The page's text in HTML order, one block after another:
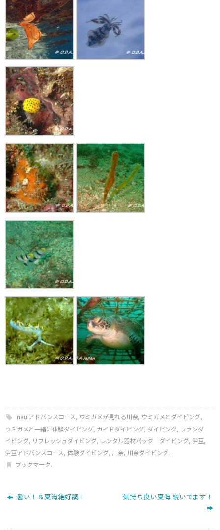
nauiアドバンスコース, ウミガメが見れる川奈, ウミガメとダイビング,
ウミガメと一緒に体験ダイビング, ガイドダイビング, ダイビング, ファンダ
イビング, リフレッシュダイビング, レンタル器材パック ダイビング, 伊豆,
伊豆アドバンスコース, 体験ダイビング, 川奈, 川奈ダイビング.
ブックマーク.
暑い！＆夏海絶好調！ 気持ち良い夏海 続いてます！